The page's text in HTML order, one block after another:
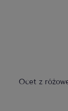
Ocet z